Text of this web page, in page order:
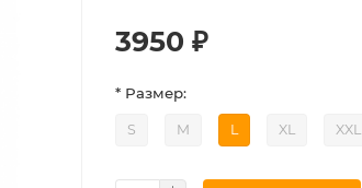
3950 ₽
* Размер:
S M L XL XXL